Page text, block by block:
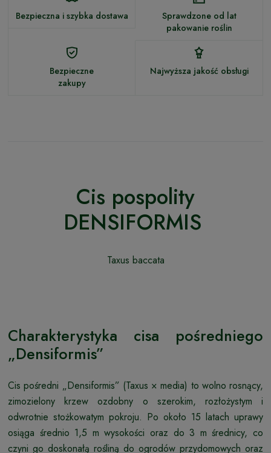
Bezpieczna i szybka dostawa
Sprawdzone od lat
pakowanie roślin
Bezpieczne
zakupy
Najwyższa jakość obsługi
Cis pospolity
DENSIFORMIS
Taxus baccata
Charakterystyka cisa pośredniego
„Densiformis”
Cis pośredni „Densiformis” (Taxus × media) to wolno rosnący,
zimozielony krzew ozdobny o szerokim, rozłożystym i
odwrotnie stożkowatym pokroju. Po około 15 latach uprawy
osiąga średnio 1,5 m wysokości oraz do 3 m średnicy, co
czyni go doskonałą rośliną do ogrodów przydomowych oraz